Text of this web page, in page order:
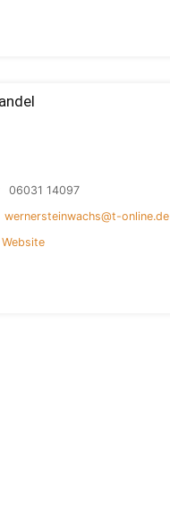
06031 14097
wernersteinwachs@t-online.de
Website